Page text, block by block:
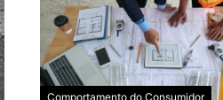
Comportamento do Consumidor